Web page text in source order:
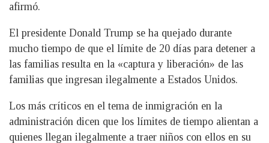
afirmó.
El presidente Donald Trump se ha quejado durante
mucho tiempo de que el límite de 20 días para detener a
las familias resulta en la «captura y liberación» de las
familias que ingresan ilegalmente a Estados Unidos.
Los más críticos en el tema de inmigración en la
administración dicen que los límites de tiempo alientan a
quienes llegan ilegalmente a traer niños con ellos en su